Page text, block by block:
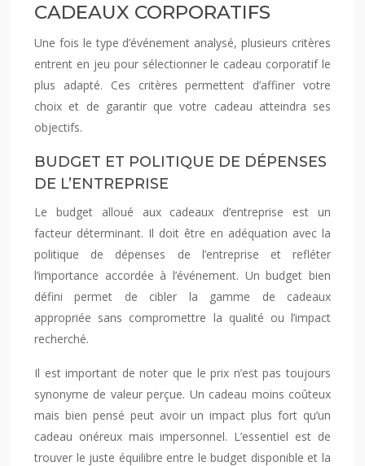
CADEAUX CORPORATIFS
Une fois le type d’événement analysé, plusieurs critères
entrent en jeu pour sélectionner le cadeau corporatif le
plus adapté. Ces critères permettent d’affiner votre
choix et de garantir que votre cadeau atteindra ses
objectifs.
BUDGET ET POLITIQUE DE DÉPENSES
DE L’ENTREPRISE
Le budget alloué aux cadeaux d’entreprise est un
facteur déterminant. Il doit être en adéquation avec la
politique de dépenses de l’entreprise et refléter
l’importance accordée à l’événement. Un budget bien
défini permet de cibler la gamme de cadeaux
appropriée sans compromettre la qualité ou l’impact
recherché.
Il est important de noter que le prix n’est pas toujours
synonyme de valeur perçue. Un cadeau moins coûteux
mais bien pensé peut avoir un impact plus fort qu’un
cadeau onéreux mais impersonnel. L’essentiel est de
trouver le juste équilibre entre le budget disponible et la